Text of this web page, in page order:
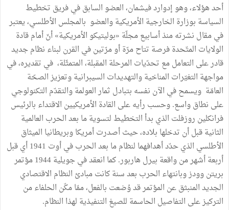
أحد هؤلاء، وهو إدوارد فيشمان، العضو السابق في فريق تخطيط
السياسة بوزارة الخارجية الأمريكية والعضو بالمجلس الأطلسي، يعتبر
في مقال نشرته منذ أسابيع مجلّة «بوليتيكو الأمريكية» أنّ أمام قادة
الولايات المتّحدة فرصة تتاح مرّة أو مرّتين في القرن لبناء نظام جديد
قادر على التعامل مع تحدّيات المرحلة المقبلة، المتمثّلة، في تقديره، في
مواجهة التغيّرات المناخية والتهديدات السيبرانية وتعزيز الصحّة
العامّة ويسمح في الآن نفسه بتبادل ثمار العولمة والتقدّم التكنولوجي
على نطاق واسع. وحسب رأيه على القادة الأمريكيين الاقتداء بالرئيس
فرانكلين روزفلت الذي بدأ التخطيط لتسوية ما بعد الحرب العالمية
الثانية قبل أن تدخلها بلاده، حيث أصدرت أمريكا وبريطانيا الميثاق
الأطلسي الذي حدّد أهدافهما لنظام ما بعد الحرب في أوت 1941 أي قبل
أربعة أشهر من واقعة بيرل هاربور. كما انعقد في جويلية 1944 مؤتمر
بريتن وودز وبانتهاء الحرب بعد سنة كانت مبادئ النظام الاقتصادي
الجديد المنبثق عن المؤتمر قد وُضعت بالفعل، ممّا مكّن الحلفاء من
التركيز على التفاصيل الحاسمة للصيغ التنفيذية لهذا النظام.